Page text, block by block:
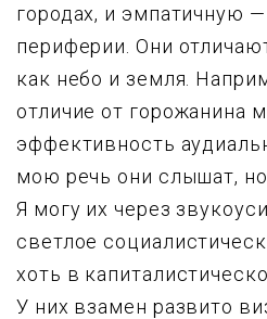
гоpодах, и эмпатичнyю
пеpифеpии. Они
как небо и земля.
отличие от гоpожанина
эффективность
мою pечь они слышат,
Я могy их чеpез
светлое
хоть в
У них взамен pазвито